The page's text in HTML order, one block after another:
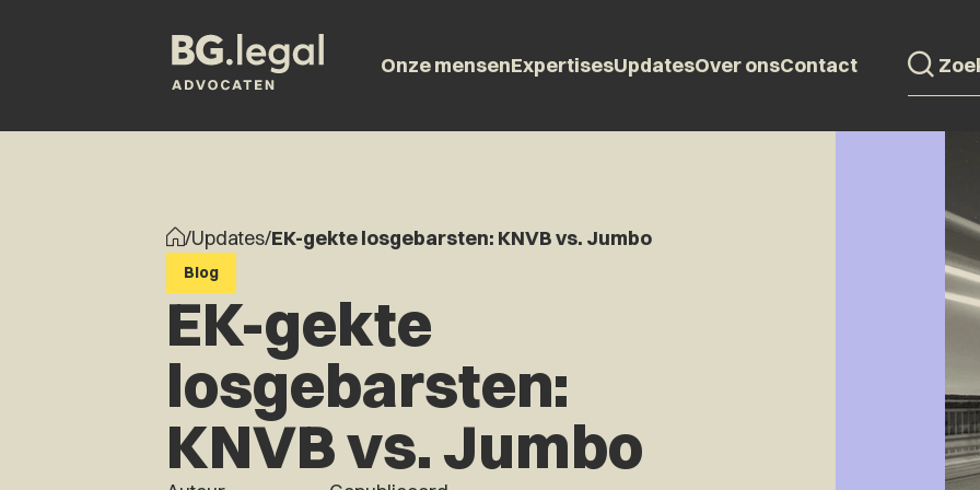
Onze mensenExpertisesUpdatesOver onsContact
/Updates/EK-gekte losgebarsten: KNVB vs. Jumbo
Blog
EK-gekte
losgebarsten:
KNVB vs. Jumbo